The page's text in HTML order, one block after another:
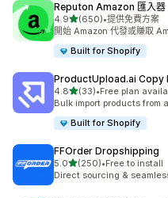
Reputon Amazon 匯入器
4.9滿分 5 顆星
(650)
共有 650 則評價
•提供免費方案
開始 Amazon 代發或賺取
Built for Shopify
ProductUpload.ai Copy
4.8滿分 5 顆星
(33)
共有 33 則評價
•Free plan
Bulk import products from
Built for Shopify
FFOrder Dropshipping
5.0滿分 5 顆星
(250)
共有 250 則評價
•Free to install
Direct sourcing &